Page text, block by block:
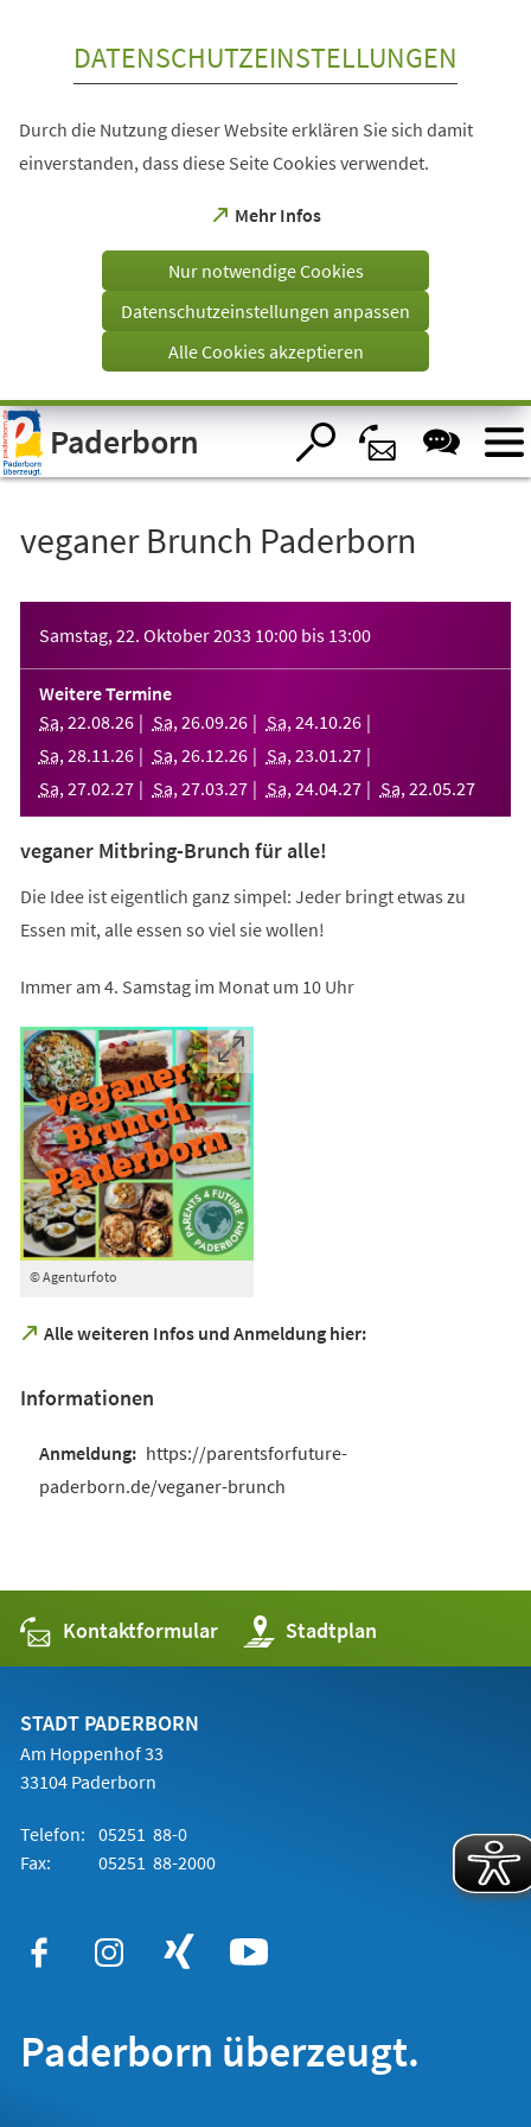
Visuelle
Assistenzsoftware
öffnen.
DATENSCHUTZEINSTELLUNGEN
Durch die Nutzung dieser Website erklären Sie sich damit
einverstanden, dass diese Seite Cookies verwendet.
Mehr Infos
(Öffnet
einem
Tab)
Nur notwendige Cookies
Datenschutzeinstellungen anpassen
Alle Cookies akzeptieren
Paderborn
veganer Brunch Paderborn
Samstag, 22. Oktober 2033 10:00 bis 13:00
Weitere Termine
Sa, 22.08.26 Sa, 26.09.26 Sa, 24.10.26
Sa, 28.11 .26 Sa, 26.12.26 Sa, 23.01 .27
Sa, 27.02.27 Sa, 27.03.27 Sa, 24.04.27 Sa, 22.05.27
veganer Mitbring-Brunch für alle!
Die Idee ist eigentlich ganz simpel: Jeder bringt etwas zu
Essen mit, alle essen so viel sie wollen!
Immer am 4. Samstag im Monat um 10 Uhr
© Agenturfoto
Alle weiteren Infos und Anmeldung hier:
(Öffnet
neuen
Informationen
https://parentsforfuture-
paderborn.de/veganer-brunch
Kontaktformular Stadtplan
(Öffnet
in
einem
STADT PADERBORN
Am Hoppenhof 33
33104 Paderborn
Telefon: 05251 88-0
Fax:
05251 88-2000
Paderborn überzeugt.